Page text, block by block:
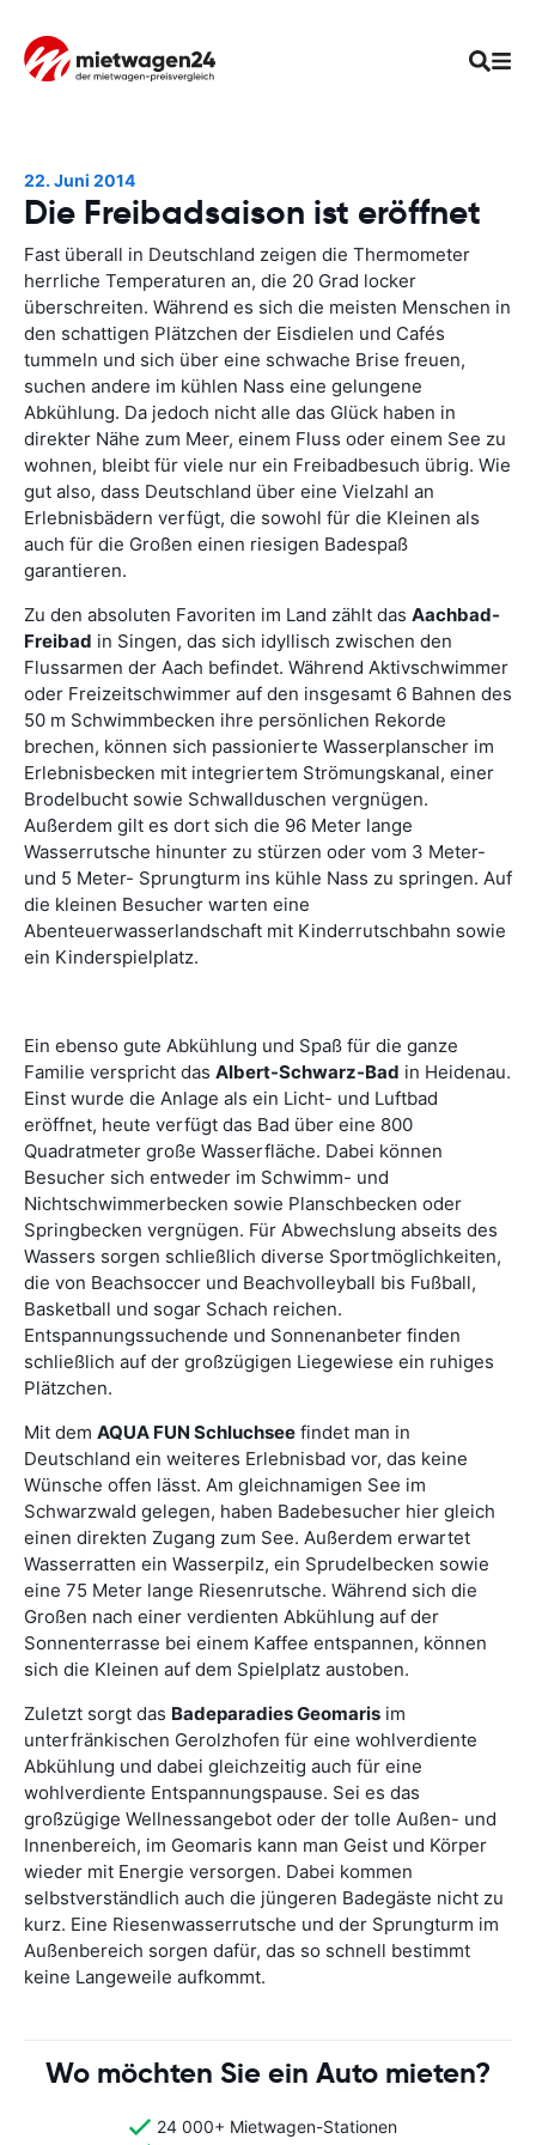
22. Juni 2014
Die Freibadsaison ist eröffnet
Fast überall in Deutschland zeigen die Thermometer
herrliche Temperaturen an, die 20 Grad locker
überschreiten. Während es sich die meisten Menschen in
den schattigen Plätzchen der Eisdielen und Cafés
tummeln und sich über eine schwache Brise freuen,
suchen andere im kühlen Nass eine gelungene
Abkühlung. Da jedoch nicht alle das Glück haben in
direkter Nähe zum Meer, einem Fluss oder einem See zu
wohnen, bleibt für viele nur ein Freibadbesuch übrig. Wie
gut also, dass Deutschland über eine Vielzahl an
Erlebnisbädern verfügt, die sowohl für die Kleinen als
auch für die Großen einen riesigen Badespaß
garantieren.
Zu den absoluten Favoriten im Land zählt das Aachbad-
Freibad in Singen, das sich idyllisch zwischen den
Flussarmen der Aach befindet. Während Aktivschwimmer
oder Freizeitschwimmer auf den insgesamt 6 Bahnen des
50 m Schwimmbecken ihre persönlichen Rekorde
brechen, können sich passionierte Wasserplanscher im
Erlebnisbecken mit integriertem Strömungskanal, einer
Brodelbucht sowie Schwallduschen vergnügen.
Außerdem gilt es dort sich die 96 Meter lange
Wasserrutsche hinunter zu stürzen oder vom 3 Meter-
und 5 Meter- Sprungturm ins kühle Nass zu springen. Auf
die kleinen Besucher warten eine
Abenteuerwasserlandschaft mit Kinderrutschbahn sowie
ein Kinderspielplatz.
Ein ebenso gute Abkühlung und Spaß für die ganze
Familie verspricht das Albert-Schwarz-Bad in Heidenau.
Einst wurde die Anlage als ein Licht- und Luftbad
eröffnet, heute verfügt das Bad über eine 800
Quadratmeter große Wasserfläche. Dabei können
Besucher sich entweder im Schwimm- und
Nichtschwimmerbecken sowie Planschbecken oder
Springbecken vergnügen. Für Abwechslung abseits des
Wassers sorgen schließlich diverse Sportmöglichkeiten,
die von Beachsoccer und Beachvolleyball bis Fußball,
Basketball und sogar Schach reichen.
Entspannungssuchende und Sonnenanbeter finden
schließlich auf der großzügigen Liegewiese ein ruhiges
Plätzchen.
Mit dem AQUA FUN Schluchsee findet man in
Deutschland ein weiteres Erlebnisbad vor, das keine
Wünsche offen lässt. Am gleichnamigen See im
Schwarzwald gelegen, haben Badebesucher hier gleich
einen direkten Zugang zum See. Außerdem erwartet
Wasserratten ein Wasserpilz, ein Sprudelbecken sowie
eine 75 Meter lange Riesenrutsche. Während sich die
Großen nach einer verdienten Abkühlung auf der
Sonnenterrasse bei einem Kaffee entspannen, können
sich die Kleinen auf dem Spielplatz austoben.
Zuletzt sorgt das Badeparadies Geomaris im
unterfränkischen Gerolzhofen für eine wohlverdiente
Abkühlung und dabei gleichzeitig auch für eine
wohlverdiente Entspannungspause. Sei es das
großzügige Wellnessangebot oder der tolle Außen- und
Innenbereich, im Geomaris kann man Geist und Körper
wieder mit Energie versorgen. Dabei kommen
selbstverständlich auch die jüngeren Badegäste nicht zu
kurz. Eine Riesenwasserrutsche und der Sprungturm im
Außenbereich sorgen dafür, das so schnell bestimmt
keine Langeweile aufkommt.
Wo möchten Sie ein Auto mieten?
24 000+ Mietwagen-Stationen